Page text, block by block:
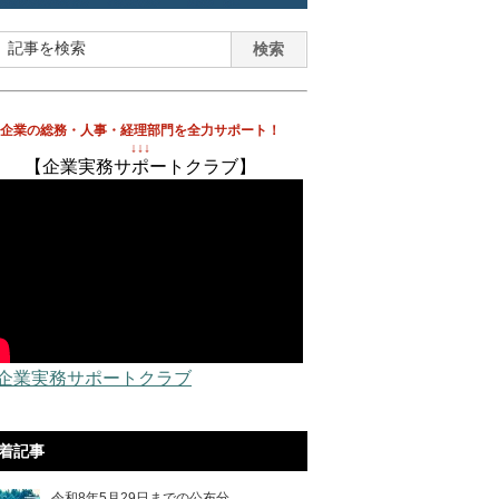
企業の総務・人事・経理部門を全力サポート！
↓↓↓
【企業実務サポートクラブ】
業実務サポートクラブ
記事